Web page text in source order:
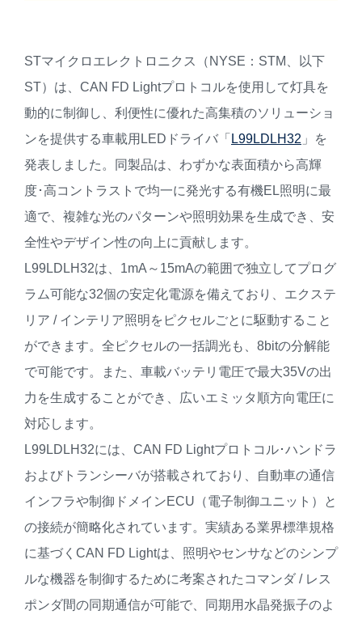
STマイクロエレクトロニクス（NYSE：STM、以下
ST）は、CAN FD Lightプロトコルを使用して灯具を
動的に制御し、利便性に優れた高集積のソリューショ
ンを提供する車載用LEDドライバ「 L99LDLH32 」を
発表しました。同製品は、わずかな表面積から高輝
度･高コントラストで均一に発光する有機EL照明に最
適で、複雑な光のパターンや照明効果を生成でき、安
全性やデザイン性の向上に貢献します。
L99LDLH32は、1mA～15mAの範囲で独立してプログ
ラム可能な32個の安定化電源を備えており、エクステ
リア / インテリア照明をピクセルごとに駆動すること
ができます。全ピクセルの一括調光も、8bitの分解能
で可能です。また、車載バッテリ電圧で最大35Vの出
力を生成することができ、広いエミッタ順方向電圧に
対応します。
L99LDLH32には、CAN FD Lightプロトコル･ハンドラ
およびトランシーバが搭載されており、自動車の通信
インフラや制御ドメインECU（電子制御ユニット）と
の接続が簡略化されています。実績ある業界標準規格
に基づくCAN FD Lightは、照明やセンサなどのシンプ
ルな機器を制御するために考案されたコマンダ / レス
ポンダ間の同期通信が可能で、同期用水晶発振子のよ